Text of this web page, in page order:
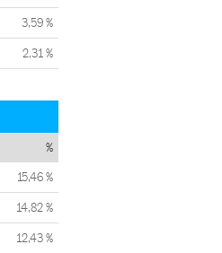
3,59 %
2,31 %
%
15,46 %
14,82 %
12,43 %